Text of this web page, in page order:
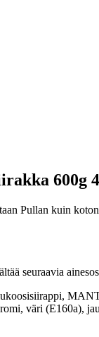
600g
Pullan kuin
seuraavia
väri (E160a),